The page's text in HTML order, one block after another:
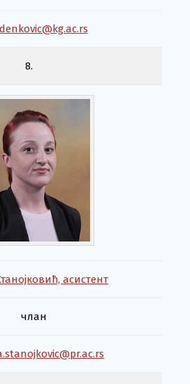
8.
асистент
члан